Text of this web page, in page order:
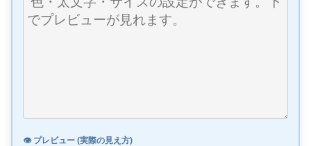
👁️ プレビュー (実際の見え方)